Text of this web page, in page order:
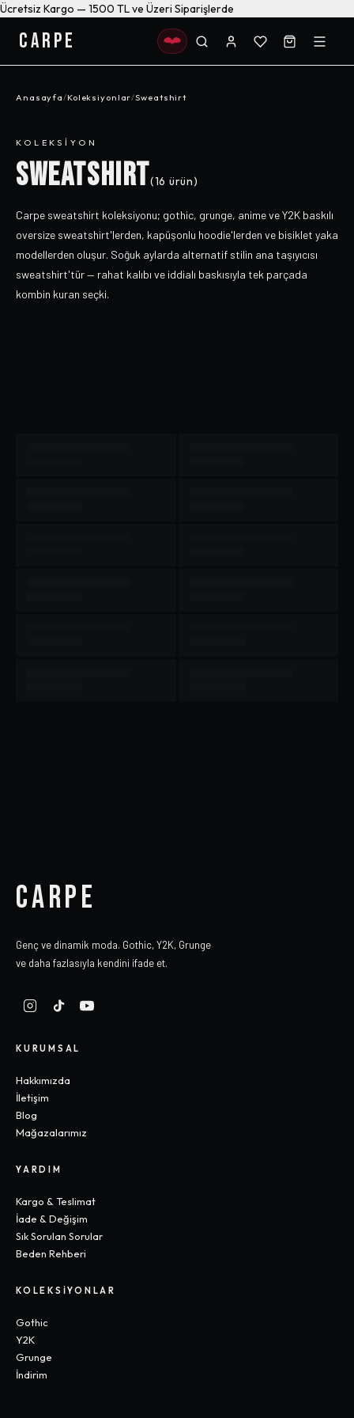
Ücretsiz Kargo — 1500 TL ve Üzeri Siparişlerde
CARPE
Anasayfa/Koleksiyonlar/Sweatshirt
KOLEKSIYON
SWEATSHIRT(16 ürün)
Carpe sweatshirt koleksiyonu; gothic, grunge, anime ve Y2K baskılı
oversize sweatshirt'lerden, kapüşonlu hoodie'lerden ve bisiklet yaka
modellerden oluşur. Soğuk aylarda alternatif stilin ana taşıyıcısı
sweatshirt'tür — rahat kalıbı ve iddialı baskısıyla tek parçada
kombin kuran seçki.
CARPE
Genç ve dinamik moda. Gothic, Y2K, Grunge
ve daha fazlasıyla kendini ifade et.
KURUMSAL
Hakkımızda
İletişim
Blog
Mağazalarımız
YARDIM
Kargo & Teslimat
İade & Değişim
Sık Sorulan Sorular
Beden Rehberi
KOLEKSIYONLAR
Gothic
Y2K
Grunge
İndirim